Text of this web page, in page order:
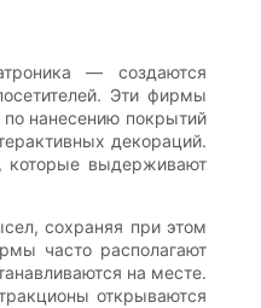
— создаются
Эти фирмы
нанесению покрытий
декораций.
которые выдерживают
сохраняя при этом
часто располагают
на месте.
открываются